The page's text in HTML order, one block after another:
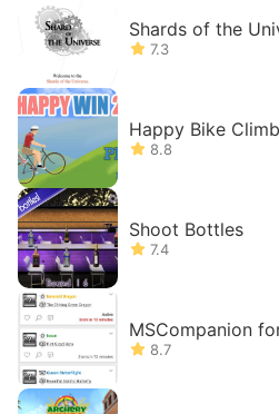
Shards of the
7.3
Happy Bike
8.8
Shoot Bottles
7.4
MSCompanion
8.7